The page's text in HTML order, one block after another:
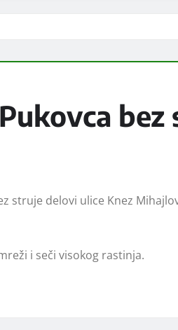
bez
struje delovi ulice Knez
i seči visokog rastinja.